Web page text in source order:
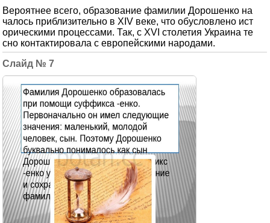
Вероятнее всего, образование фамилии Дорошенко на
чалось приблизительно в XIV веке, что обусловлено ист
орическими процессами. Так, с XVI столетия Украина те
сно контактировала с европейскими народами.
7